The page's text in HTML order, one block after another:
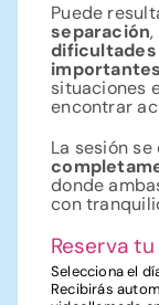
Puede
separación,
situaciones
encontrar
La sesión
donde
con
Reserva
Selecciona el
Recibirás